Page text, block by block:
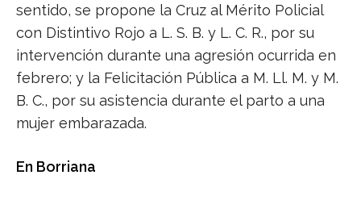
sentido, se propone la Cruz al Mérito Policial
con Distintivo Rojo a L. S. B. y L. C. R., por su
intervención durante una agresión ocurrida en
febrero; y la Felicitación Pública a M. Ll. M. y M.
B. C., por su asistencia durante el parto a una
mujer embarazada.
En Borriana